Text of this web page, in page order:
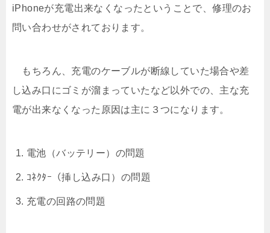
iPhoneが充電出来なくなったということで、修理のお
問い合わせがされております。
もちろん、充電のケーブルが断線していた場合や差
し込み口にゴミが溜まっていたなど以外での、主な充
電が出来なくなった原因は主に３つになります。
電池（バッテリー）の問題
ｺﾈｸﾀｰ（挿し込み口）の問題
充電の回路の問題